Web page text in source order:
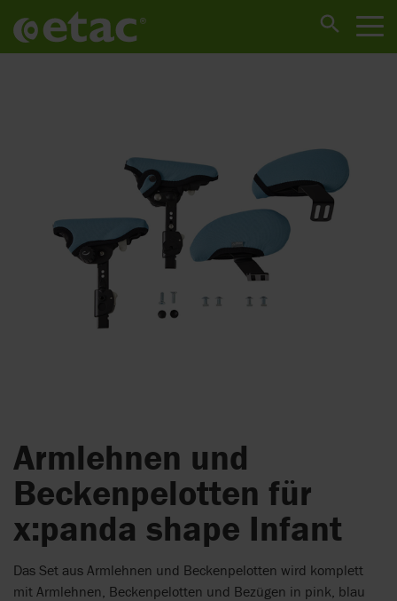
Armlehnen und
Beckenpelotten für
x:panda shape Infant
Das Set aus Armlehnen und Beckenpelotten wird komplett
mit Armlehnen, Beckenpelotten und Bezügen in pink, blau